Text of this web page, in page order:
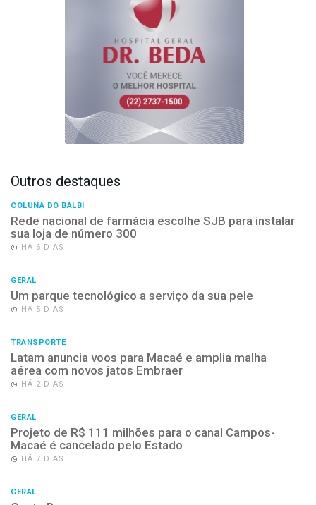
Outros destaques
COLUNA DO BALBI
Rede nacional de farmácia escolhe SJB para instalar
sua loja de número 300
HÁ 6 DIAS
GERAL
Um parque tecnológico a serviço da sua pele
HÁ 5 DIAS
TRANSPORTE
Latam anuncia voos para Macaé e amplia malha
aérea com novos jatos Embraer
HÁ 2 DIAS
GERAL
Projeto de R$ 111 milhões para o canal Campos-
Macaé é cancelado pelo Estado
HÁ 7 DIAS
GERAL